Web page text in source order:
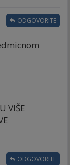
ODGOVORITE
VIŠE
ODGOVORITE